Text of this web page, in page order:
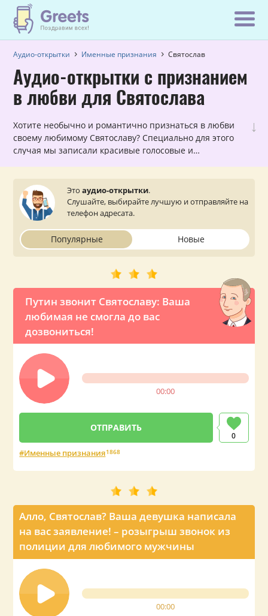
Аудио-открытки Именные признания Святослав
Аудио-открытки с признанием
в любви для Святослава
↓
Хотите необычно и романтично признаться в любви
своему любимому Святославу? Специально для этого
случая мы записали красивые голосовые и
мобильный телефон.
Этоаудио-открытки.
Слушайте, выбирайте лучшую и отправляйте на
телефон адресата.
Популярные Новые
Путин звонит Святославу: Ваша
любимая не смогла до вас
дозвониться!
00:00
0
Именные признания1868
Алло, Святослав? Ваша девушка написала
на вас заявление! – розыгрыш звонок из
полиции для любимого мужчины
00:00